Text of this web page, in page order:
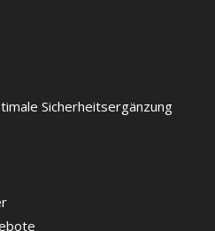
Sicherheitsergänzung